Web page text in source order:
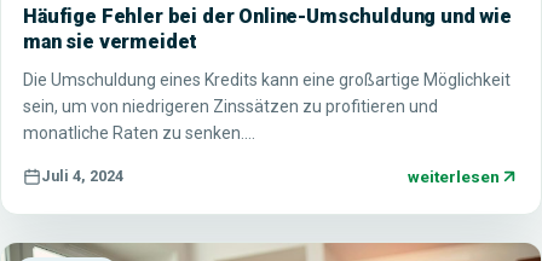
Häufige Fehler bei der Online-Umschuldung und wie
man sie vermeidet
Die Umschuldung eines Kredits kann eine großartige Möglichkeit
sein, um von niedrigeren Zinssätzen zu profitieren und
monatliche Raten zu senken.…
Juli 4, 2024 weiterlesen